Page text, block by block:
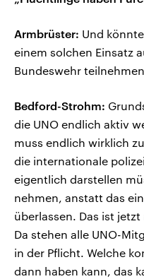
Armbrüster: Und
einem solchen Einsatz
Bundeswehr
Bedford-Strohm:
die UNO endlich aktiv
muss endlich wirklich
die internationale
eigentlich darstellen
nehmen, anstatt das
überlassen. Das ist
Da stehen alle UNO-
in der Pflicht. Welche
dann haben kann, das